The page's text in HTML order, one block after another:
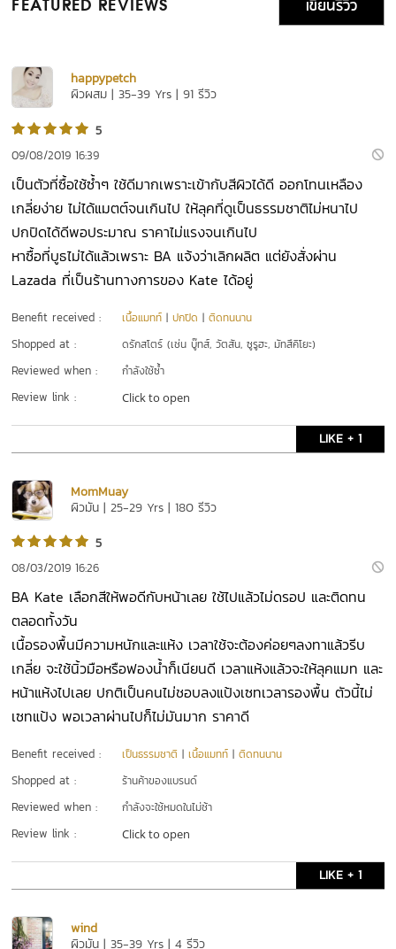
FEATURED REVIEWS เขียนรีวิว
happypetch
ผิวผสม | 35-39 Yrs | 91 รีวิว
5
09/08/2019 16:39
เป็นตัวที่ซื้อใช้ซ้ำๆ ใช้ดีมากเพราะเข้ากับสีผิวได้ดี ออกโทนเหลือง
เกลี่ยง่าย ไม่ได้แมตต์จนเกินไป ให้ลุคที่ดูเป็นธรรมชาติไม่หนาไป
ปกปิดได้ดีพอประมาณ ราคาไม่แรงจนเกินไป
หาซื้อที่บูธไม่ได้แล้วเพราะ BA แจ้งว่าเลิกผลิต แต่ยังสั่งผ่าน
Lazada ที่เป็นร้านทางการของ Kate ได้อยู่
Benefit received : เนื้อแมทท์ |ปกปิด |ติดทนนาน
Shopped at : ดรักสโตร์ (เช่น บู๊ทส์, วัตสัน, ซูรูฮะ, มัทสึคิโยะ)
Reviewed when : กำลังใช้ซ้ำ
Review link : Click to open
LIKE + 1
MomMuay
ผิวมัน | 25-29 Yrs | 180 รีวิว
5
08/03/2019 16:26
BA Kate เลือกสีให้พอดีกับหน้าเลย ใช้ไปแล้วไม่ดรอป และติดทน
ตลอดทั้งวัน
เนื้อรองพื้นมีความหนักและแห้ง เวลาใช้จะต้องค่อยๆลงทาแล้วรีบ
เกลี่ย จะใช้นิ้วมือหรือฟองน้ำก็เนียนดี เวลาแห้งแล้วจะให้ลุคแมท และ
หน้าแห้งไปเลย ปกติเป็นคนไม่ชอบลงแป้งเซทเวลารองพื้น ตัวนี้ไม่
เซทแป้ง พอเวลาผ่านไปก็ไม่มันมาก ราคาดี
Benefit received : เป็นธรรมชาติ |เนื้อแมทท์ |ติดทนนาน
Shopped at : ร้านค้าของแบรนด์
Reviewed when : กำลังจะใช้หมดในไม่ช้า
Review link : Click to open
LIKE + 1
wind
ผิวมัน | 35-39 Yrs | 4 รีวิว